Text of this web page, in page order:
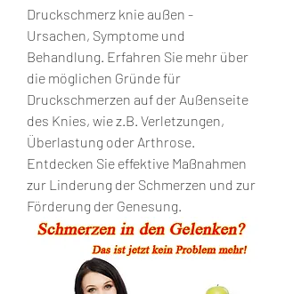
Druckschmerz knie außen -
Ursachen, Symptome und
Behandlung. Erfahren Sie mehr über
die möglichen Gründe für
Druckschmerzen auf der Außenseite
des Knies, wie z.B. Verletzungen,
Überlastung oder Arthrose.
Entdecken Sie effektive Maßnahmen
zur Linderung der Schmerzen und zur
Förderung der Genesung.